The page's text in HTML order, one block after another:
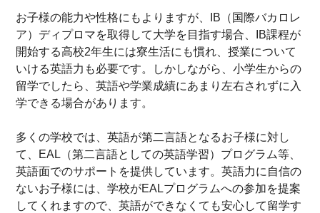
お子様の能力や性格にもよりますが、IB（国際バカロレ
ア）ディプロマを取得して大学を目指す場合、IB課程が
開始する高校2年生には寮生活にも慣れ、授業について
いける英語力も必要です。しかしながら、小学生からの
留学でしたら、英語や学業成績にあまり左右されずに入
学できる場合があります。
多くの学校では、英語が第二言語となるお子様に対し
て、EAL（第二言語としての英語学習）プログラム等、
英語面でのサポートを提供しています。英語力に自信の
ないお子様には、学校がEALプログラムへの参加を提案
してくれますので、英語ができなくても安心して留学す